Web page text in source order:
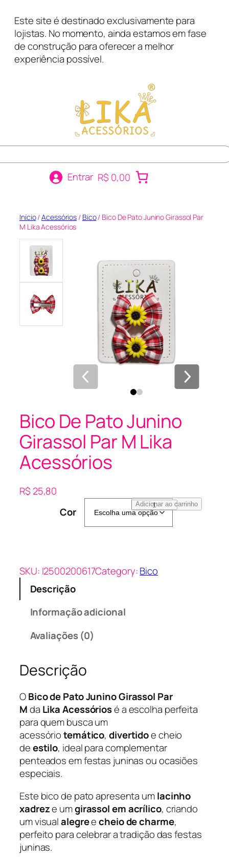
para
conteúdo
Este site é destinado exclusivamente para
lojistas. No momento, ainda estamos em fase
de construção para oferecer a melhor
experiência possível.
Entrar R$ 0,00
Início/Acessórios / Bico/ Bico De Pato Junino Girassol Par
M Lika Acessórios
Bico De Pato Junino
Girassol Par M Lika
Acessórios
R$ 25,80
Cor
B
i
c
e
P
o
G
r
a
s
l
P
a
r
Adicionar ao carrinho
SKU: I2500200617Category:Bico
Descrição
Informação adicional
Avaliações (0)
Descrição
OBico de Pato Junino Girassol Par
Mda Lika Acessóriosé a escolha perfeita
para quem busca um
acessóriotemático,divertidoe cheio
deestilo, ideal para complementar
penteados em festas juninas ou ocasiões
especiais.
Este bico de pato apresenta umlacinho
xadreze umgirassol em acrílico, criando
um visualalegreecheio de charme,
perfeito para celebrar a tradição das festas
juninas.